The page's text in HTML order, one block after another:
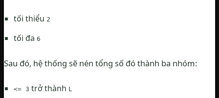
tối thiểu 2
tối đa 6
Sau đó, hệ thống sẽ nén tổng số đó thành ba nhóm:
<= 3 trở thành L